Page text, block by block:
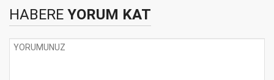
HABERE YORUM KAT